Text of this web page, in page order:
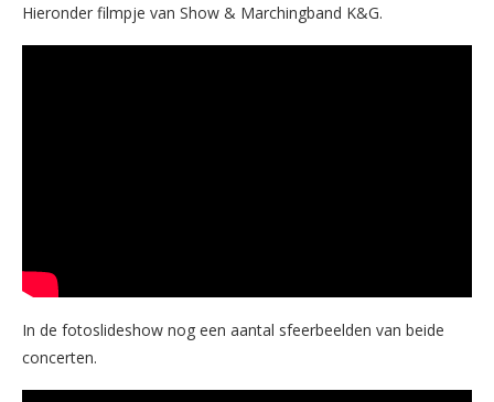
Hieronder filmpje van Show & Marchingband K&G.
In de fotoslideshow nog een aantal sfeerbeelden van beide
concerten.